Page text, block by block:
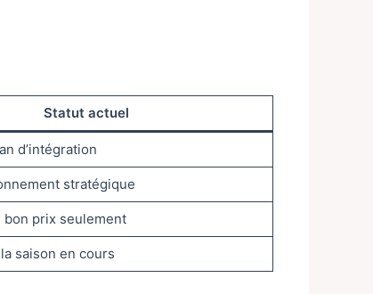
Statut actuel
d’intégration
stratégique
bon prix seulement
saison en cours